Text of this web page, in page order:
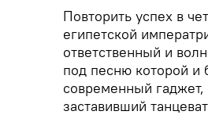
Повторить успех в
египетской
ответственный и
под песню которой и
современный гаджет,
заставивший